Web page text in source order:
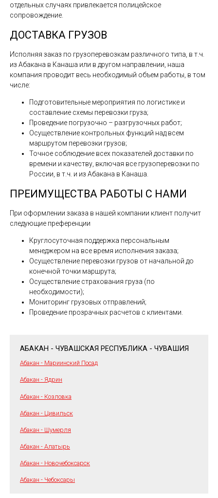
отдельных случаях привлекается полицейское
сопровождение.
ДОСТАВКА ГРУЗОВ
Исполняя заказ по грузоперевозкам различного типа, в т.ч.
из Абакана в Канаша или в другом направлении, наша
компания проводит весь необходимый объем работы, в том
числе:
Подготовительные мероприятия по логистике и
составление схемы перевозки груза;
Проведение погрузочно – разгрузочных работ;
Осуществление контрольных функций над всем
маршрутом перевозки грузов;
Точное соблюдение всех показателей доставки по
времени и качеству, включая все грузоперевозки по
России, в т.ч. и из Абакана в Канаша.
ПРЕИМУЩЕСТВА РАБОТЫ С НАМИ
При оформлении заказа в нашей компании клиент получит
следующие преференции
Круглосуточная поддержка персональным
менеджером на все время исполнения заказа;
Осуществление перевозки грузов от начальной до
конечной точки маршрута;
Осуществление страхования груза (по
необходимости);
Мониторинг грузовых отправлений;
Проведение прозрачных расчетов с клиентами.
АБАКАН - ЧУВАШСКАЯ РЕСПУБЛИКА - ЧУВАШИЯ
Абакан - Мариинский Посад
Абакан - Ядрин
Абакан - Козловка
Абакан - Цивильск
Абакан - Шумерля
Абакан - Алатырь
Абакан - Новочебоксарск
Абакан - Чебоксары